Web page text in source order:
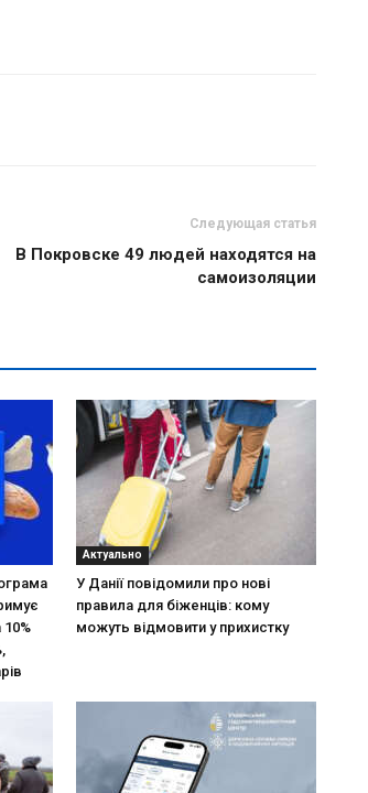
Следующая статья
В Покровске 49 людей находятся на
самоизоляции
10%
Актуально
У Данії повідомили про нові
правила для біженців: кому
можуть відмовити у прихистку